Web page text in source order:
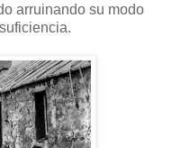
arruinando su modo